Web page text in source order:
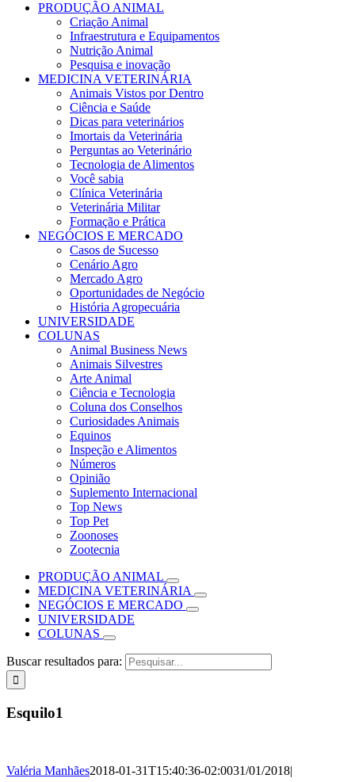
PRODUÇÃO ANIMAL
Criação Animal
Infraestrutura e Equipamentos
Nutrição Animal
Pesquisa e inovação
MEDICINA VETERINÁRIA
Animais Vistos por Dentro
Ciência e Saúde
Dicas para veterinários
Imortais da Veterinária
Perguntas ao Veterinário
Tecnologia de Alimentos
Você sabia
Clínica Veterinária
Veterinária Militar
Formação e Prática
NEGÓCIOS E MERCADO
Casos de Sucesso
Cenário Agro
Mercado Agro
Oportunidades de Negócio
História Agropecuária
UNIVERSIDADE
COLUNAS
Animal Business News
Animais Silvestres
Arte Animal
Ciência e Tecnologia
Coluna dos Conselhos
Curiosidades Animais
Equinos
Inspeção e Alimentos
Números
Opinião
Suplemento Internacional
Top News
Top Pet
Zoonoses
Zootecnia
PRODUÇÃO ANIMAL
MEDICINA VETERINÁRIA
NEGÓCIOS E MERCADO
UNIVERSIDADE
COLUNAS
Buscar resultados para:
Esquilo1
Valéria Manhães2018-01-31T15:40:36-02:0031/01/2018|